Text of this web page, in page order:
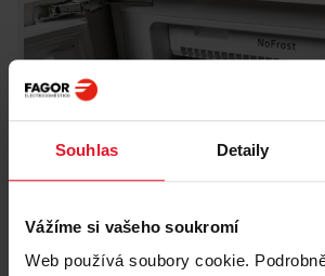
Souhlas Detaily
Vážíme si vašeho soukromí
Web používá soubory cookie.